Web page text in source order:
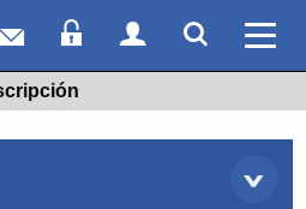
Correo webAcceso Socios
Acceso